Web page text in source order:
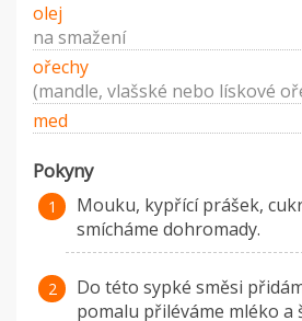
olej
na smažení
ořechy
(mandle, vlašské nebo lískové
med
Pokyny
Mouku, kypřící prášek,
smícháme dohromady.
Do této sypké směsi
pomalu přiléváme mléko a